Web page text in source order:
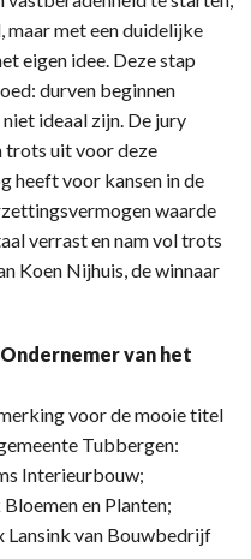
maar met een duidelijke
eigen idee. Deze stap
durven beginnen
ideaal zijn. De jury
trots uit voor deze
heeft voor kansen in de
waarde
verrast en nam vol trots
Koen Nijhuis, de winnaar
van het
voor de mooie titel
Tubbergen:
Interieurbouw;
en Planten;
Lansink van Bouwbedrijf